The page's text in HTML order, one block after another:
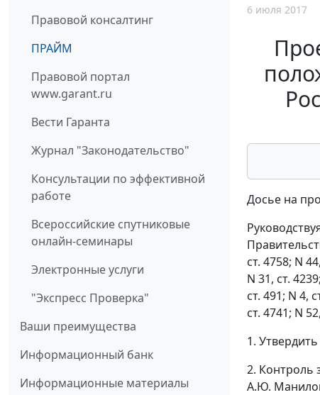
Правовой консалтинг
ПРАЙМ
Правовой портал
www.garant.ru
Вести Гаранта
Журнал "Законодательство"
Консультации по эффективной
работе
Всероссийские спутниковые
онлайн-семинары
Электронные услуги
"Экспресс Проверка"
Ваши преимущества
Информационный банк
Информационные материалы
6 июля 2017
Досье на
ст. 4758; N
N 31, ст.
ст. 491; N 4,
ст. 4741; N
1.
2. Контроль
А.Ю.